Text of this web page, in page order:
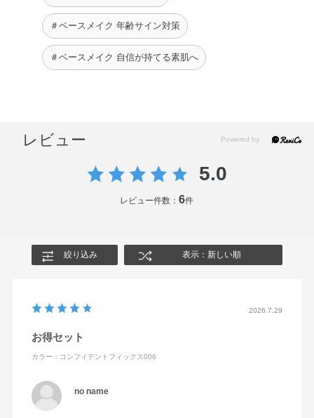
ェロール・ホホバ種子油・ラベンダー油・BHT・エチルヘ
キシルグリセリン・グリセリン・シリカ・ジミリスチン酸
Al・ラウロイルリシン・水酸化Al・フェノキシエタノー
ル・酸化チタン・酸化鉄
キサノイン・ジカプリン酸ポリグリセリル－6・ジカプリ
ン酸PG・ジオレイン酸ポリグリセリル－10・ミリスチン
酸イソプロピル・水添ポリイソブテン・イソノナン酸イソ
トリデシル・オリーブ果実油・ゴマ種子油・サフラワー
油・トコフェロール・ホホバ種子油・BHT・シクロヘキサ
水・シクロメチコン・メトキシケイヒ酸エチルヘキシル・
デシル・PEG－9ポリジメチルシロキシエチルジメチコ
ン・ジエチルアミノヒドロキシベンゾイル安息香酸ヘキシ
フェノール・グリセリン・トリエチルヘキサノイン・パル
ミチン酸オクチル・リンゴ酸ジイソステアリル・オリーブ
＃ベースメイク 年齢サイン対策
＃ベースメイク 自信が持てる素肌へ
レビュー
5.0
レビュー件数：6件
絞り込み 表示：新しい順
2026.7.29
お得セット
カラー：コンフィデントフィックス006
no name